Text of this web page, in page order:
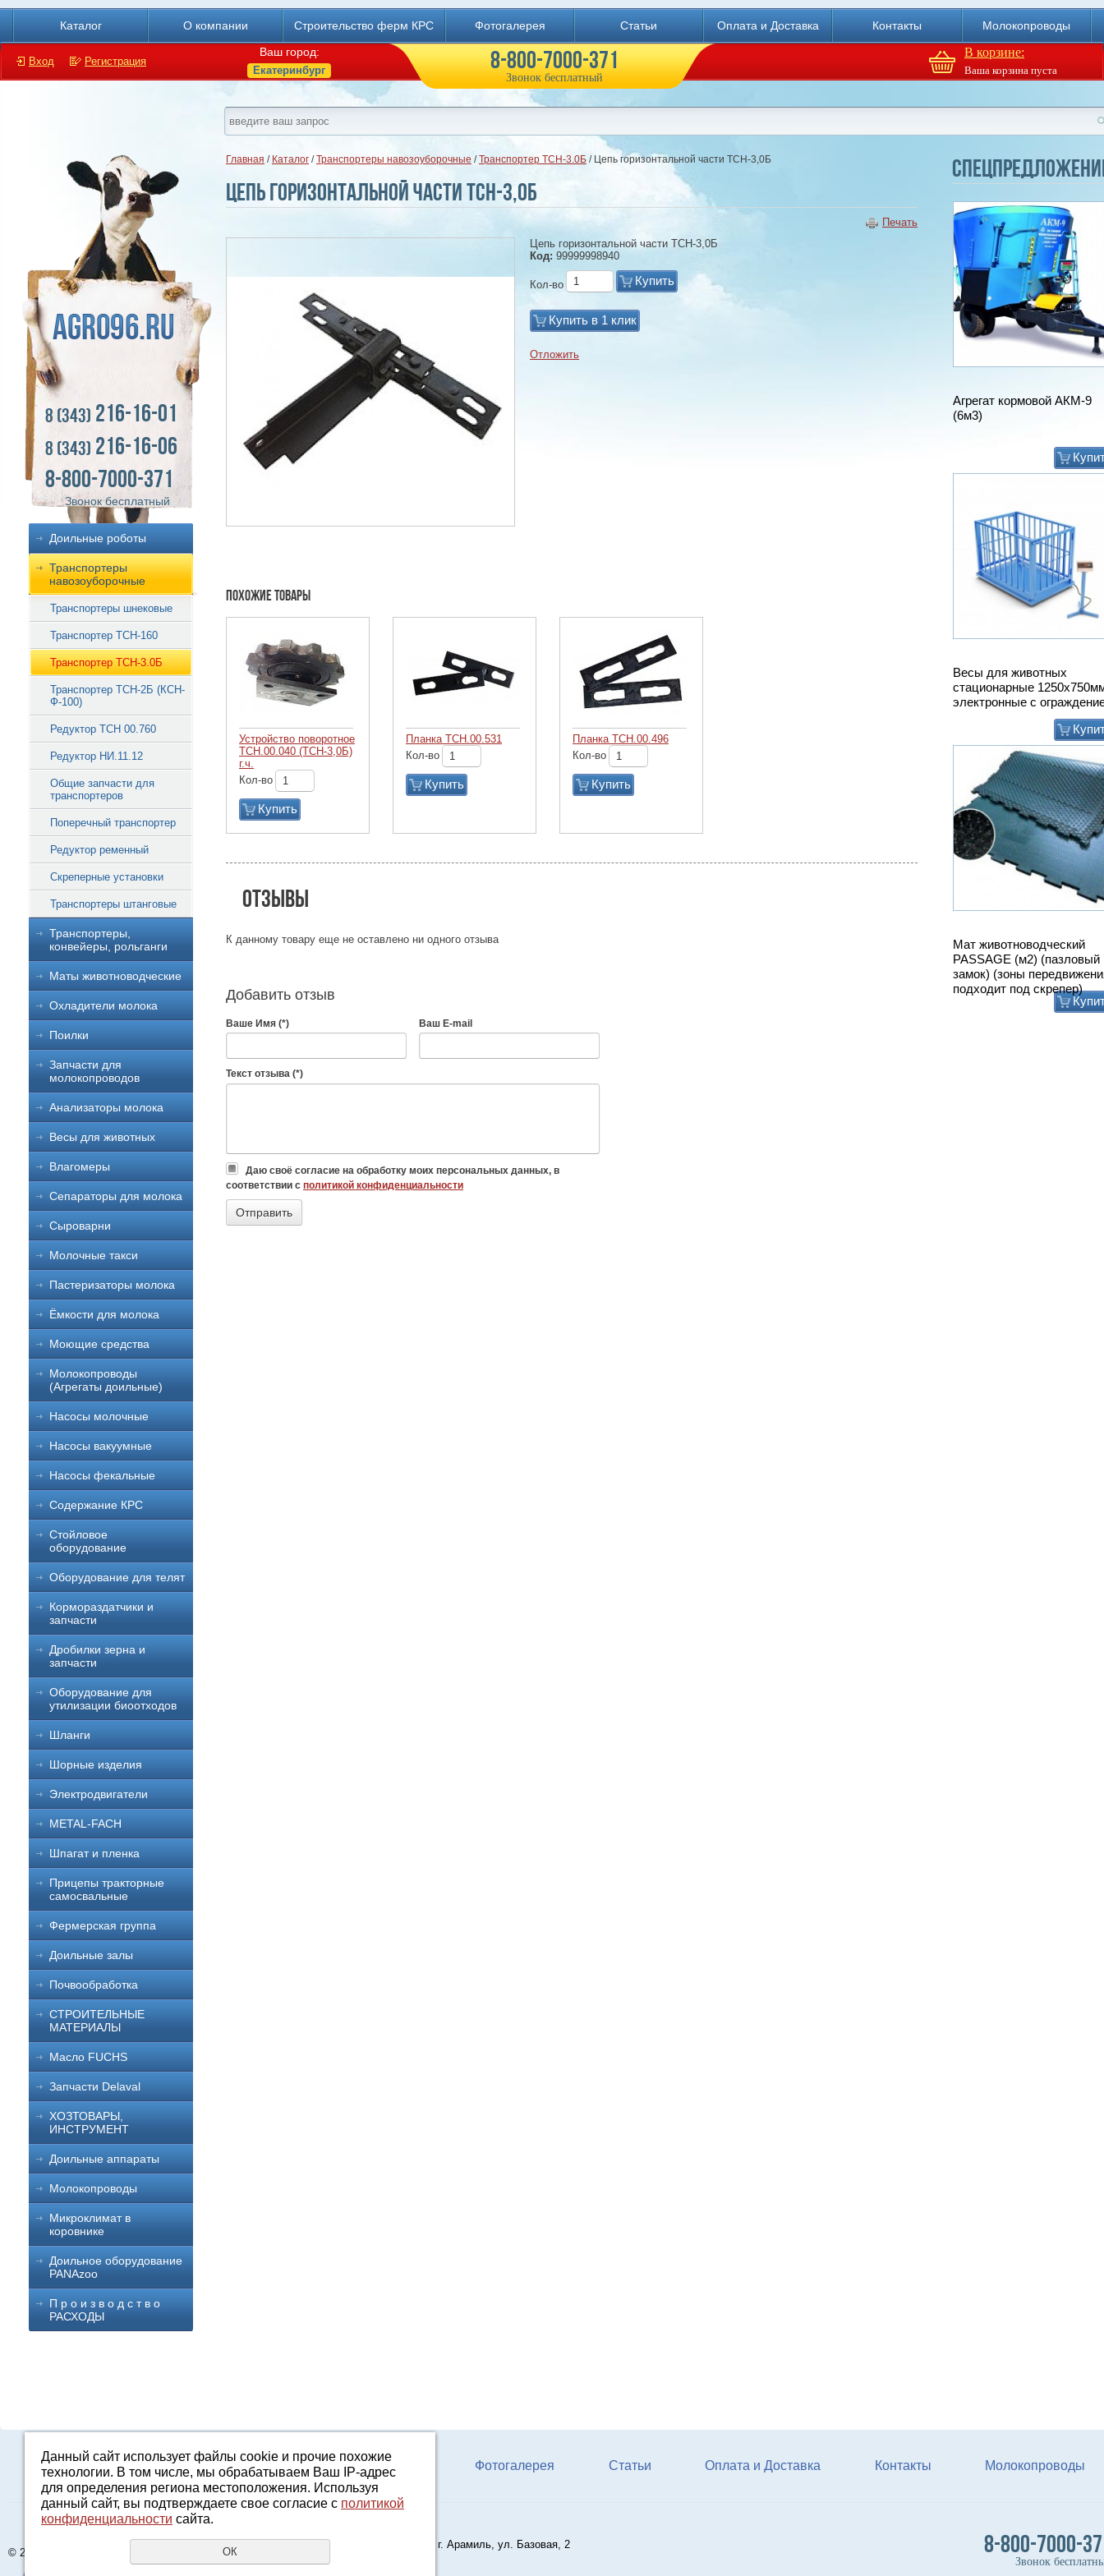
Каталог О компании Строительство ферм КРС Фотогалерея Статьи Оплата и Доставка Контакты Молокопроводы
Вход Регистрация
Ваш город:
Екатеринбург
В корзине:
Ваша корзина пуста
8-800-7000-371
Звонок бесплатный
8 (343) 216-16-01
8 (343) 216-16-06
8-800-7000-371
Звонок бесплатный
Доильные роботы
Транспортеры
навозоуборочные
Транспортеры шнековые
Транспортер ТСН-160
Транспортер ТСН-3.0Б
Транспортер ТСН-2Б (КСН-
Ф-100)
Редуктор ТСН 00.760
Редуктор НИ.11.12
Общие запчасти для
транспортеров
Поперечный транспортер
Редуктор ременный
Скреперные установки
Транспортеры штанговые
Транспортеры,
конвейеры, рольганги
Маты животноводческие
Охладители молока
Поилки
Запчасти для
молокопроводов
Анализаторы молока
Весы для животных
Влагомеры
Сепараторы для молока
Сыроварни
Молочные такси
Пастеризаторы молока
Ёмкости для молока
Моющие средства
Молокопроводы
(Агрегаты доильные)
Насосы молочные
Насосы вакуумные
Насосы фекальные
Содержание КРС
Стойловое
оборудование
Оборудование для телят
Кормораздатчики и
запчасти
Дробилки зерна и
запчасти
Оборудование для
утилизации биоотходов
Шланги
Шорные изделия
Электродвигатели
METAL-FACH
Шпагат и пленка
Прицепы тракторные
самосвальные
Фермерская группа
Доильные залы
Почвообработка
СТРОИТЕЛЬНЫЕ
МАТЕРИАЛЫ
Масло FUCHS
Запчасти Delaval
ХОЗТОВАРЫ,
ИНСТРУМЕНТ
Доильные аппараты
Молокопроводы
Микроклимат в
коровнике
Доильное оборудование
PANAzoo
П р о и з в о д с т в о
РАСХОДЫ
(6м3)
Весы для животных
электронные с
Мат животноводческий
PASSAGE (м2) (пазловый
замок) (зоны
подходит под скрепер)
Привод ТСН.00.760 без
дв.
Главная / Каталог /Транспортеры навозоуборочные /Транспортер ТСН-3.0Б / Цепь горизонтальной части ТСН-3,0Б
Цепь горизонтальной части ТСН-3,0Б
Печать
Цепь горизонтальной части ТСН-3,0Б
Код: 99999998940
Кол-во Купить
Купить в 1 клик
Отложить
Похожие товары
Устройство поворотное
ТСН.00.040 (ТСН-3,0Б)
г.ч.
Кол-во
Купить
Планка ТСН.00.531
Кол-во
Купить
Планка ТСН.00.496
Кол-во
Купить
Отзывы
К данному товару еще не оставлено ни одного отзыва
Добавить отзыв
Ваше Имя (*) Ваш E-mail
Текст отзыва (*)
Даю своё согласие на обработку моих персональных данных, в
соответствии с политикой конфиденциальности
Каталог О компании Строительство ферм КРС Фотогалерея Статьи Оплата и Доставка Контакты Молокопроводы
© 2015 - 2026 AGRO96.RU
Адрес: Свердловская область, г. Арамиль, ул. Базовая, 2
E-mail:2161601@mail.ru
8-800-7000-
Звонок
Данный сайт использует файлы cookie и прочие похожие
технологии. В том числе, мы обрабатываем Ваш IP-адрес
для определения региона местоположения. Используя
данный сайт, вы подтверждаете свое согласие с политикой
конфиденциальности сайта.
ОК